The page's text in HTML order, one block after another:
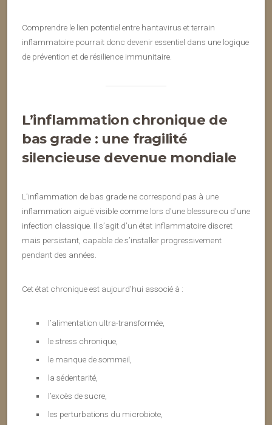
Comprendre le lien potentiel entre hantavirus et terrain
inflammatoire pourrait donc devenir essentiel dans une logique
de prévention et de résilience immunitaire.
L’inflammation chronique de
bas grade : une fragilité
silencieuse devenue mondiale
L’inflammation de bas grade ne correspond pas à une
inflammation aiguë visible comme lors d’une blessure ou d’une
infection classique. Il s’agit d’un état inflammatoire discret
mais persistant, capable de s’installer progressivement
pendant des années.
Cet état chronique est aujourd’hui associé à :
l’alimentation ultra-transformée,
le stress chronique,
le manque de sommeil,
la sédentarité,
l’excès de sucre,
les perturbations du microbiote,